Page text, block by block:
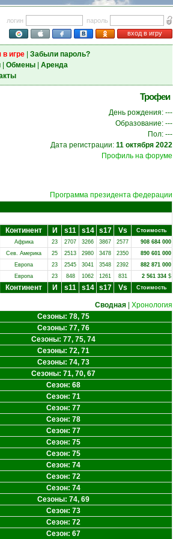
логин
пароль
вход в игру
в игре| Забыли пароль?
| Обмены| Аренда
Трофеи
День рождения: ---
Образование: ---
Пол: ---
Дата регистрации: 11 октября 2022
Профиль на форуме
Программа президента федерации
Континент И s11 s14 s17 Vs
Стоимость
Африка 23 2707 3266 3867 2577
908 684 000
Сев. Америка 25 2513 2980 3478 2350
890 601 000
Европа 23 2545 3041 3548 2392
882 871 000
Европа 23 848 1062 1261 831 2 561 334 $
Континент И s11 s14 s17 Vs Стоимость
Сводная
Хронология
Сезоны: 78, 75
Сезоны: 77, 76
Сезоны: 77, 75, 74
Сезоны: 72, 71
Сезоны: 74, 73
Сезоны: 71, 70, 67
Сезон: 68
Сезон: 71
Сезон: 77
Сезон: 78
Сезон: 77
Сезон: 75
Сезон: 75
Сезон: 74
Сезон: 72
Сезон: 74
Сезоны: 74, 69
Сезон: 73
Сезон: 72
Сезон: 67